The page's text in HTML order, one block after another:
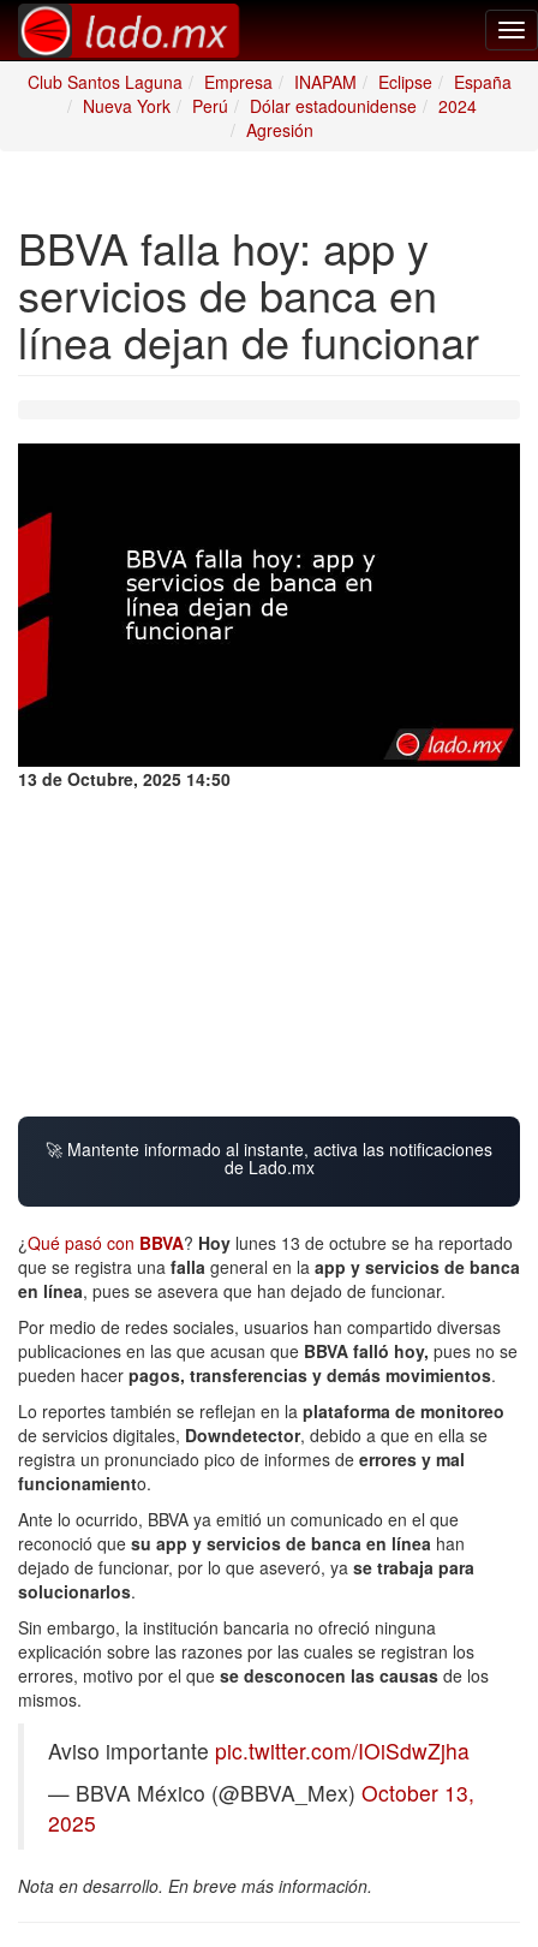
Club Santos Laguna
Empresa INAPAM Eclipse
España
Nueva York
Perú Dólar estadounidense
2024
Agresión
BBVA falla hoy: app y
servicios de banca en
línea dejan de funcionar
13 de Octubre, 2025 14:50
🚀 Mantente informado al instante, activa las notificaciones
de Lado.mx
¿Qué pasó con BBVA? Hoy lunes 13 de octubre se ha reportado
que se registra una falla general en la app y servicios de banca
en línea, pues se asevera que han dejado de funcionar.
Por medio de redes sociales, usuarios han compartido diversas
publicaciones en las que acusan que BBVA falló hoy, pues no se
pueden hacer pagos, transferencias y demás movimientos.
Lo reportes también se reflejan en la plataforma de monitoreo
de servicios digitales, Downdetector, debido a que en ella se
registra un pronunciado pico de informes de errores y mal
funcionamiento.
Ante lo ocurrido, BBVA ya emitió un comunicado en el que
reconoció que su app y servicios de banca en línea han
dejado de funcionar, por lo que aseveró, ya se trabaja para
solucionarlos.
Sin embargo, la institución bancaria no ofreció ninguna
explicación sobre las razones por las cuales se registran los
errores, motivo por el que se desconocen las causas de los
mismos.
Aviso importante pic.twitter.com/IOiSdwZjha
— BBVA México (@BBVA_Mex) October 13,
2025
Nota en desarrollo. En breve más información.